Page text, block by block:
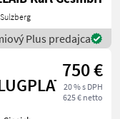
Plus predajca
750 €
20 % s DPH
625 € netto